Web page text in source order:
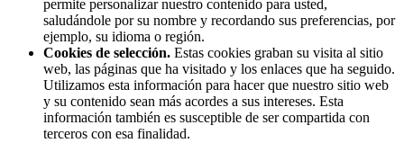
permite personalizar nuestro contenido para usted,
saludándole por su nombre y recordando sus preferencias, por
ejemplo, su idioma o región.
Cookies de selección. Estas cookies graban su visita al sitio
web, las páginas que ha visitado y los enlaces que ha seguido.
Utilizamos esta información para hacer que nuestro sitio web
y su contenido sean más acordes a sus intereses. Esta
información también es susceptible de ser compartida con
terceros con esa finalidad.